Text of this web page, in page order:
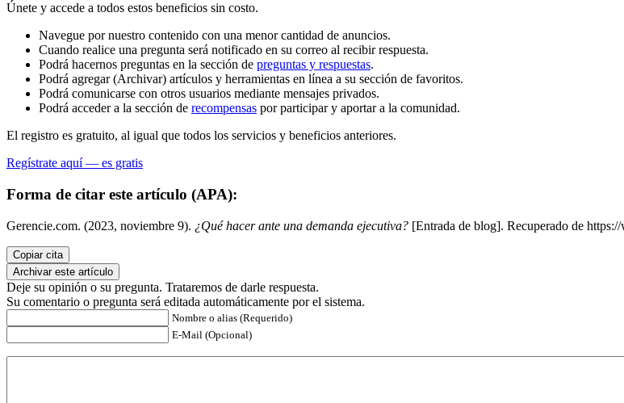
Únete y accede a todos estos beneficios sin costo.
Navegue por nuestro contenido con una menor cantidad de anuncios.
Cuando realice una pregunta será notificado en su correo al recibir respuesta.
Podrá hacernos preguntas en la sección de preguntas y respuestas.
Podrá agregar (Archivar) artículos y herramientas en línea a su sección de favoritos.
Podrá comunicarse con otros usuarios mediante mensajes privados.
Podrá acceder a la sección de recompensas por participar y aportar a la comunidad.
El registro es gratuito, al igual que todos los servicios y beneficios anteriores.
Regístrate aquí — es gratis
Forma de citar este artículo (APA):
Gerencie.com. (2023, noviembre 9). ¿Qué hacer ante una demanda ejecutiva? [Entrada de blog]. Recuperado de
Copiar cita
Archivar este artículo
Deje su opinión o su pregunta. Trataremos de darle respuesta.
Su comentario o pregunta será editada automáticamente por el sistema.
Nombre o alias (Requerido)
E-Mail (Opcional)